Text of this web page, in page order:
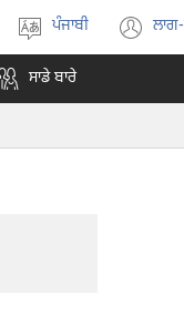
ਚੁਣੋ
ਪੰਜਾਬੀ
ਸਾਡੇ ਬਾਰੇ